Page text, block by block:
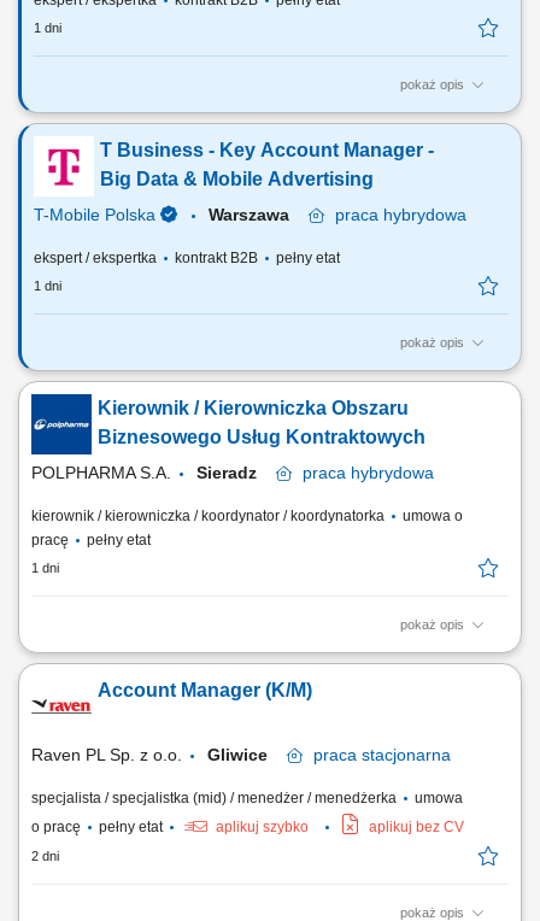
1 dni
pokaż opis
Zadania, które na Ciebie czekają: Przygotowanie ofert handlowych w
oparciu o standardy T-Mobile Business Solutions i potrzeby klienta;
Negocjowanie umów i warunków handlowych; Zawieranie umów w tym
o świadczenie usług, sprzedaży oraz innych, zgodnie z ofertą TMPL ze
szczególnym...
T Business - Key Account Manager -
Big Data & Mobile Advertising
T-Mobile Polska Warszawa praca hybrydowa
ekspert / ekspertka kontrakt B2B pełny etat
1 dni
pokaż opis
Zadania, które na Ciebie czekają: Aktywna sprzedaż kampanii Mobile
Advertising oraz Big Data; Współpraca z Klientami oraz domami
mediowymi; Realizacja założonych planów sprzedaży w powierzonych
projektach; Aktywne pozyskiwanie nowych Klientów; Przygotowywanie i
prowadzenie prezentacji...
Kierownik / Kierowniczka Obszaru
Biznesowego Usług Kontraktowych
POLPHARMA S.A. Sieradz praca hybrydowa
kierownik / kierowniczka / koordynator / koordynatorka
umowa o
pracę
pełny etat
1 dni
pokaż opis
Do naszego zespołu poszukujemy Kierownika / Kierowniczki Obszaru
budowanie i rozwój współpracy z kluczowymi klientami B2B,
prowadzenie negocjacji handlowych oraz nadzór nad rentownością i
Account Manager (K/M)
Raven PL Sp. z o.o. Gliwice praca stacjonarna
specjalista / specjalistka (mid) / menedżer / menedżerka
umowa
o pracę
pełny etat aplikuj szybko aplikuj bez CV
2 dni
pokaż opis